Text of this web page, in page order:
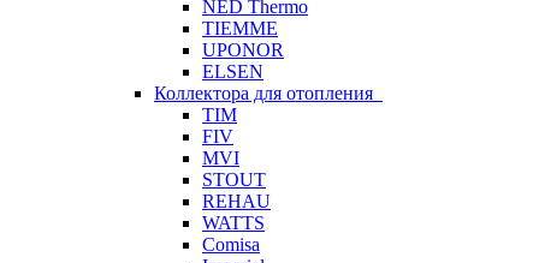
NED Thermo
TIEMME
UPONOR
ELSEN
Коллектора для отопления
TIM
FIV
MVI
STOUT
REHAU
WATTS
Comisa